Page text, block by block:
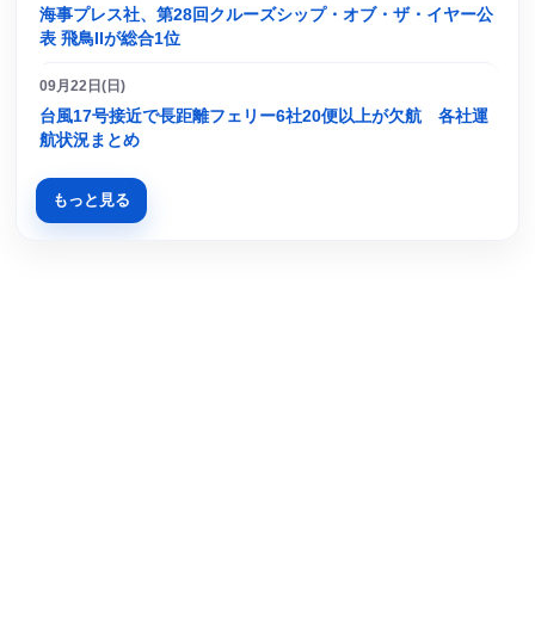
海事プレス社、第28回クルーズシップ・オブ・ザ・イヤー公
表 飛鳥IIが総合1位
09月22日(日)
台風17号接近で長距離フェリー6社20便以上が欠航 各社運
航状況まとめ
もっと見る